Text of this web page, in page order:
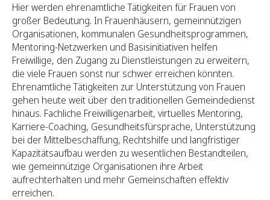
Hier werden ehrenamtliche Tätigkeiten für Frauen von
großer Bedeutung. In Frauenhäusern, gemeinnützigen
Organisationen, kommunalen Gesundheitsprogrammen,
Mentoring-Netzwerken und Basisinitiativen helfen
Freiwillige, den Zugang zu Dienstleistungen zu erweitern,
die viele Frauen sonst nur schwer erreichen könnten.
Ehrenamtliche Tätigkeiten zur Unterstützung von Frauen
gehen heute weit über den traditionellen Gemeindedienst
hinaus. Fachliche Freiwilligenarbeit, virtuelles Mentoring,
Karriere-Coaching, Gesundheitsfürsprache, Unterstützung
bei der Mittelbeschaffung, Rechtshilfe und langfristiger
Kapazitätsaufbau werden zu wesentlichen Bestandteilen,
wie gemeinnützige Organisationen ihre Arbeit
aufrechterhalten und mehr Gemeinschaften effektiv
erreichen.